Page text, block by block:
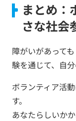
まとめ：
さな社会
障がいがあって
験を通じて、自
ボランティア活
す。
あなたらしいか